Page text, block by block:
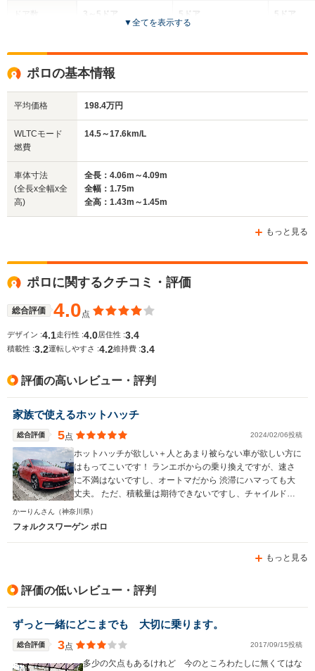
サイズ
(全長x全幅x全高)
WLTCモード
燃費
排気量
駆動方式
3～5ドア
全高
全長
-m
-
999cc
FF
5ドア
全高
└郊外:15.3～
5ドア
全
▼全てを表示する
ポロの基本情報
平均価格 198.4万円
WLTCモード
燃費
14.5～17.6km/L
車体寸法
(全長x全幅x全
高)
全長：4.06m～4.09m
全幅：1.75m
全高：1.43m～1.45m
もっと見る
ポロに関するクチコミ・評価
総合評価 4.0点
デザイン :4.1走行性 :4.0 居住性 :3.4
積載性 :3.2運転しやすさ :4.2維持費 :3.4
評価の高いレビュー・評判
家族で使えるホットハッチ
総合評価 5点 2024/02/06投稿
ホットハッチが欲しい＋人とあまり被らない車が欲しい方に
はもってこいです！ ランエボからの乗り換えですが、速さ
に不満はないですし、オートマだから 渋滞にハマっても大
丈夫。 ただ、積載量は期待できないですし、チャイルドシ
ートつけたら後ろも狭いので ミニバンみたいな快適性はな
いです。 とはいいつつも、うちでは奥さんの方がよく運転
するくらいなのでファミリーカーに ポロ、いかがでしょう
かーりんさん （神奈川県）
フォルクスワーゲン ポロ
もっと見る
評価の低いレビュー・評判
ずっと一緒にどこまでも 大切に乗ります。
総合評価 3点 2017/09/15投稿
多少の欠点もあるけれど 今のところわたしに無くてはな